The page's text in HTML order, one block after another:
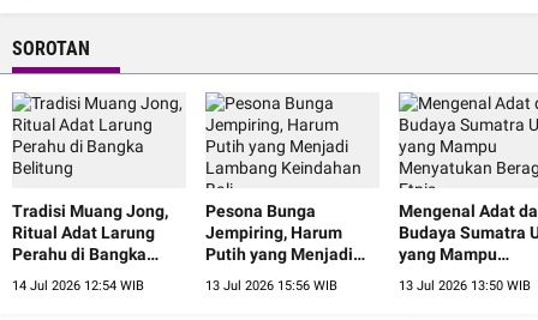
SOROTAN
Tradisi Muang Jong,
Ritual Adat Larung
Perahu di Bangka
Belitung
14 Jul 2026 12:54 WIB
Pesona Bunga
Jempiring, Harum
Putih yang Menjadi
Lambang Keindahan
13 Jul 2026 15:56 WIB
Mengenal Adat
Budaya Sumatra
yang Mampu
Menyatukan
13 Jul 2026 13:50 WIB